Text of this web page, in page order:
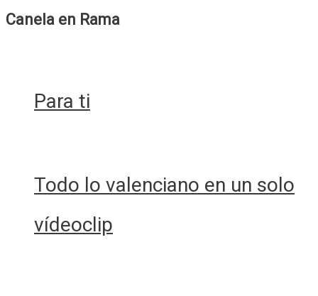
Canela en Rama
Para ti
Todo lo valenciano en un solo
vídeoclip